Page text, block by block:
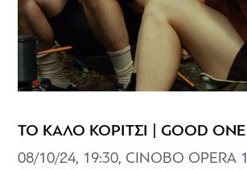
ΤΟ ΚΑΛΟ ΚΟΡΙΤΣΙ | GOOD ONE
08/10/24, 19:30, CINOBO OPERA 1